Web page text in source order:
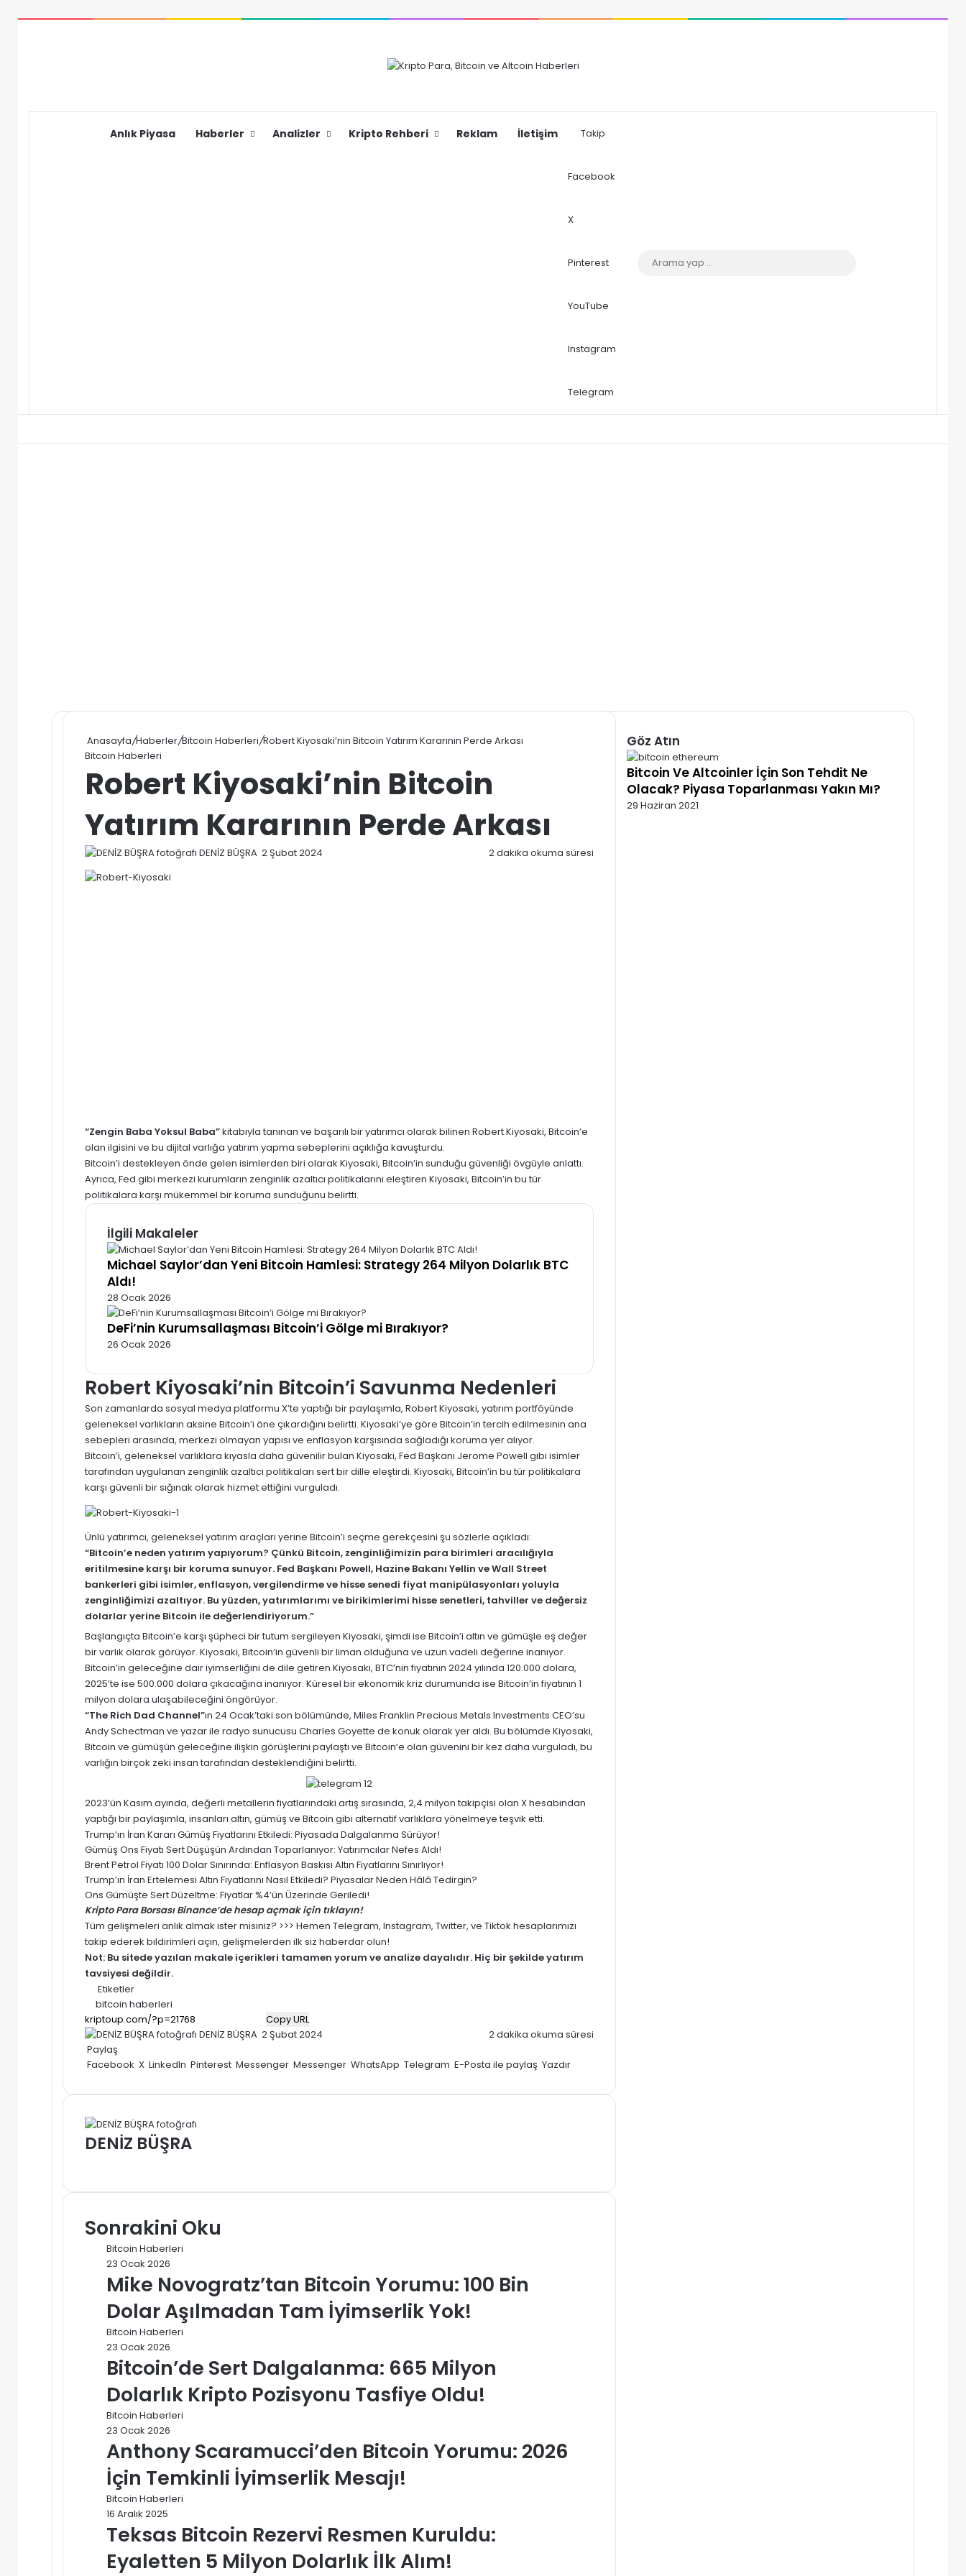
Anlık Piyasa Haberler Analizler Kripto Rehberi Reklam İletişim Takip
Facebook
X
Pinterest
YouTube
Instagram
Telegram
Dış görünümü değiştir
Anasayfa/Haberler/Bitcoin Haberleri/Robert Kiyosaki’nin Bitcoin Yatırım Kararının Perde Arkası
Bitcoin Haberleri
Robert Kiyosaki’nin Bitcoin
Yatırım Kararının Perde Arkası
DENİZ BÜŞRA Bir
2 Şubat 2024 2 dakika okuma süresi
“Zengin Baba Yoksul Baba”kitabıyla tanınan ve başarılı bir yatırımcı olarak bilinen Robert Kiyosaki, Bitcoin’e
olan ilgisini ve bu dijital varlığa yatırım yapma sebeplerini açıklığa kavuşturdu.
Bitcoin’i destekleyen önde gelen isimlerden biri olarak Kiyosaki, Bitcoin’in sunduğu güvenliği övgüyle anlattı.
Ayrıca, Fed gibi merkezi kurumların zenginlik azaltıcı politikalarını eleştiren Kiyosaki, Bitcoin’in bu tür
politikalara karşı mükemmel bir koruma sunduğunu belirtti.
İlgili Makaleler
Michael Saylor’dan Yeni Bitcoin Hamlesi: Strategy 264 Milyon Dolarlık BTC
Aldı!
28 Ocak 2026
DeFi’nin Kurumsallaşması Bitcoin’i Gölge mi Bırakıyor?
26 Ocak 2026
Robert Kiyosaki’nin Bitcoin’i Savunma Nedenleri
Son zamanlarda sosyal medya platformu X’te yaptığı bir paylaşımla, Robert Kiyosaki, yatırım portföyünde
geleneksel varlıkların aksine Bitcoin’i öne çıkardığını belirtti. Kiyosaki’ye göre Bitcoin’in tercih edilmesinin ana
sebepleri arasında, merkezi olmayan yapısı ve enflasyon karşısında sağladığı koruma yer alıyor.
Bitcoin’i, geleneksel varlıklara kıyasla daha güvenilir bulan Kiyosaki, Fed Başkanı Jerome Powell gibi isimler
tarafından uygulanan zenginlik azaltıcı politikaları sert bir dille eleştirdi. Kiyosaki, Bitcoin’in bu tür politikalara
karşı güvenli bir sığınak olarak hizmet ettiğini vurguladı.
Ünlü yatırımcı, geleneksel yatırım araçları yerine Bitcoin’i seçme gerekçesini şu sözlerle açıkladı:
“Bitcoin’e neden yatırım yapıyorum? Çünkü Bitcoin, zenginliğimizin para birimleri aracılığıyla
eritilmesine karşı bir koruma sunuyor. Fed Başkanı Powell, Hazine Bakanı Yellin ve Wall Street
bankerleri gibi isimler, enflasyon, vergilendirme ve hisse senedi fiyat manipülasyonları yoluyla
zenginliğimizi azaltıyor. Bu yüzden, yatırımlarımı ve birikimlerimi hisse senetleri, tahviller ve değersiz
dolarlar yerine Bitcoin ile değerlendiriyorum.”
Başlangıçta Bitcoin’e karşı şüpheci bir tutum sergileyen Kiyosaki, şimdi ise Bitcoin’i altın ve gümüşle eş değer
bir varlık olarak görüyor. Kiyosaki, Bitcoin’in güvenli bir liman olduğuna ve uzun vadeli değerine inanıyor.
Bitcoin’in geleceğine dair iyimserliğini de dile getiren Kiyosaki, BTC’nin fiyatının 2024 yılında 120.000 dolara,
2025’te ise 500.000 dolara çıkacağına inanıyor. Küresel bir ekonomik kriz durumunda ise Bitcoin’in fiyatının 1
milyon dolara ulaşabileceğini öngörüyor.
“The Rich Dad Channel”ın 24 Ocak’taki son bölümünde, Miles Franklin Precious Metals Investments CEO’su
Andy Schectman ve yazar ile radyo sunucusu Charles Goyette de konuk olarak yer aldı. Bu bölümde Kiyosaki,
Bitcoin ve gümüşün geleceğine ilişkin görüşlerini paylaştı ve Bitcoin’e olan güvenini bir kez daha vurguladı, bu
varlığın birçok zeki insan tarafından desteklendiğini belirtti.
2023’ün Kasım ayında, değerli metallerin fiyatlarındaki artış sırasında, 2,4 milyon takipçisi olan X hesabından
yaptığı bir paylaşımla, insanları altın, gümüş ve Bitcoin gibi alternatif varlıklara yönelmeye teşvik etti.
Trump’ın İran Kararı Gümüş Fiyatlarını Etkiledi: Piyasada Dalgalanma Sürüyor!
Gümüş Ons Fiyatı Sert Düşüşün Ardından Toparlanıyor: Yatırımcılar Nefes Aldı!
Brent Petrol Fiyatı 100 Dolar Sınırında: Enflasyon Baskısı Altın Fiyatlarını Sınırlıyor!
Trump’ın İran Ertelemesi Altın Fiyatlarını Nasıl Etkiledi? Piyasalar Neden Hâlâ Tedirgin?
Ons Gümüşte Sert Düzeltme: Fiyatlar %4’ün Üzerinde Geriledi!
Kripto Para Borsası Binance’de hesap açmak için tıklayın!
Tüm gelişmeleri anlık almak ister misiniz? >>> Hemen Telegram, Instagram, Twitter, ve Tiktok hesaplarımızı
takip ederek bildirimleri açın, gelişmelerden ilk siz haberdar olun!
Not: Bu sitede yazılan makale içerikleri tamamen yorum ve analize dayalıdır. Hiç bir şekilde yatırım
tavsiyesi değildir.
Etiketler
bitcoin haberleri
Copy URL
DENİZ BÜŞRA Bir
posta
2 Şubat 2024
2 dakika okuma süresi
Paylaş
Facebook X LinkedIn Pinterest Messenger Messenger WhatsApp Telegram E-Posta ile paylaş Yazdır
DENİZ BÜŞRA
Sonrakini Oku
Bitcoin Haberleri
23 Ocak 2026
Mike Novogratz’tan Bitcoin Yorumu: 100 Bin
Dolar Aşılmadan Tam İyimserlik Yok!
Bitcoin Haberleri
23 Ocak 2026
Bitcoin’de Sert Dalgalanma: 665 Milyon
Dolarlık Kripto Pozisyonu Tasfiye Oldu!
Bitcoin Haberleri
23 Ocak 2026
Anthony Scaramucci’den Bitcoin Yorumu: 2026
İçin Temkinli İyimserlik Mesajı!
Bitcoin Haberleri
16 Aralık 2025
Teksas Bitcoin Rezervi Resmen Kuruldu:
Eyaletten 5 Milyon Dolarlık İlk Alım!
Göz Atın
Kapalı
Bitcoin Ve Altcoinler İçin Son Tehdit Ne
Olacak? Piyasa Toparlanması Yakın Mı?
29 Haziran 2021